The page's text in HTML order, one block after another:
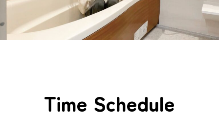
Time Schedule